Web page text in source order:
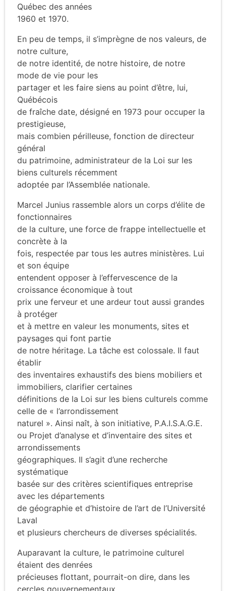
Québec des années
1960 et 1970.
En peu de temps, il s’imprègne de nos valeurs, de
notre culture,
de notre identité, de notre histoire, de notre
mode de vie pour les
partager et les faire siens au point d’être, lui,
Québécois
de fraîche date, désigné en 1973 pour occuper la
prestigieuse,
mais combien périlleuse, fonction de directeur
général
du patrimoine, administrateur de la Loi sur les
biens culturels récemment
adoptée par l’Assemblée nationale.
Marcel Junius rassemble alors un corps d’élite de
fonctionnaires
de la culture, une force de frappe intellectuelle et
concrète à la
fois, respectée par tous les autres ministères. Lui
et son équipe
entendent opposer à l’effervescence de la
croissance économique à tout
prix une ferveur et une ardeur tout aussi grandes
à protéger
et à mettre en valeur les monuments, sites et
paysages qui font partie
de notre héritage. La tâche est colossale. Il faut
établir
des inventaires exhaustifs des biens mobiliers et
immobiliers, clarifier certaines
définitions de la Loi sur les biens culturels comme
celle de « l’arrondissement
naturel ». Ainsi naît, à son initiative, P.A.I.S.A.G.E.
ou Projet d’analyse et d’inventaire des sites et
arrondissements
géographiques. Il s’agit d’une recherche
systématique
basée sur des critères scientifiques entreprise
avec les départements
de géographie et d’histoire de l’art de l’Université
Laval
et plusieurs chercheurs de diverses spécialités.
Auparavant la culture, le patrimoine culturel
étaient des denrées
précieuses flottant, pourrait-on dire, dans les
cercles gouvernementaux